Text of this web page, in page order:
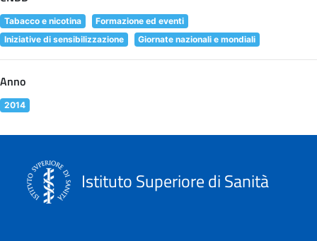
Tabacco e nicotina
Formazione ed eventi
Iniziative di sensibilizzazione
Giornate nazionali e mondiali
Anno
2014
Istituto Superiore di Sanità